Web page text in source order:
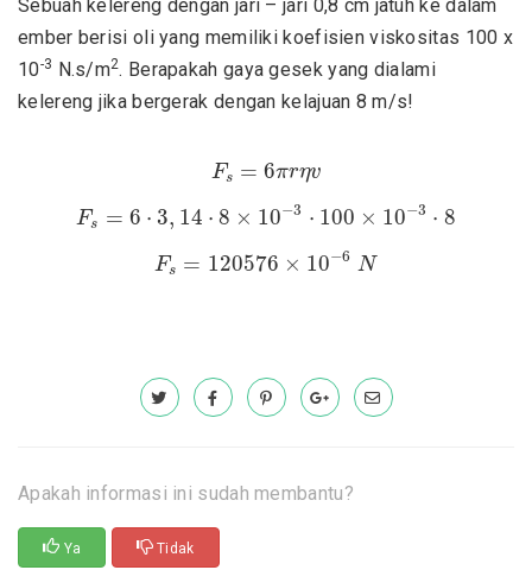
Sebuah kelereng dengan jari – jari 0,8 cm jatuh ke dalam
ember berisi oli yang memiliki koefisien viskositas 100 x
10-3 N.s/m2. Berapakah gaya gesek yang dialami
kelereng jika bergerak dengan kelajuan 8 m/s!
Fs = 6πrηv
F 6πrηv
Fs = 6 ⋅ 3, 14 ⋅ 8 × 10−3 ⋅ 100 × 10−3 ⋅ 8
s= ⋅3 ,14 8 10 −3⋅ 100×10 − 3⋅8
Fs = 120576 × 10−6 N
F 120576 10 −6 N
Apakah informasi ini sudah membantu?
Ya Tidak